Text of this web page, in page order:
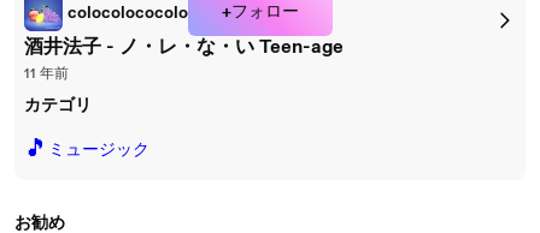
colocolococolo +フォロー
酒井法子 - ノ・レ・な・い Teen-age
11 年前
カテゴリ
🎵 ミュージック
お勧め